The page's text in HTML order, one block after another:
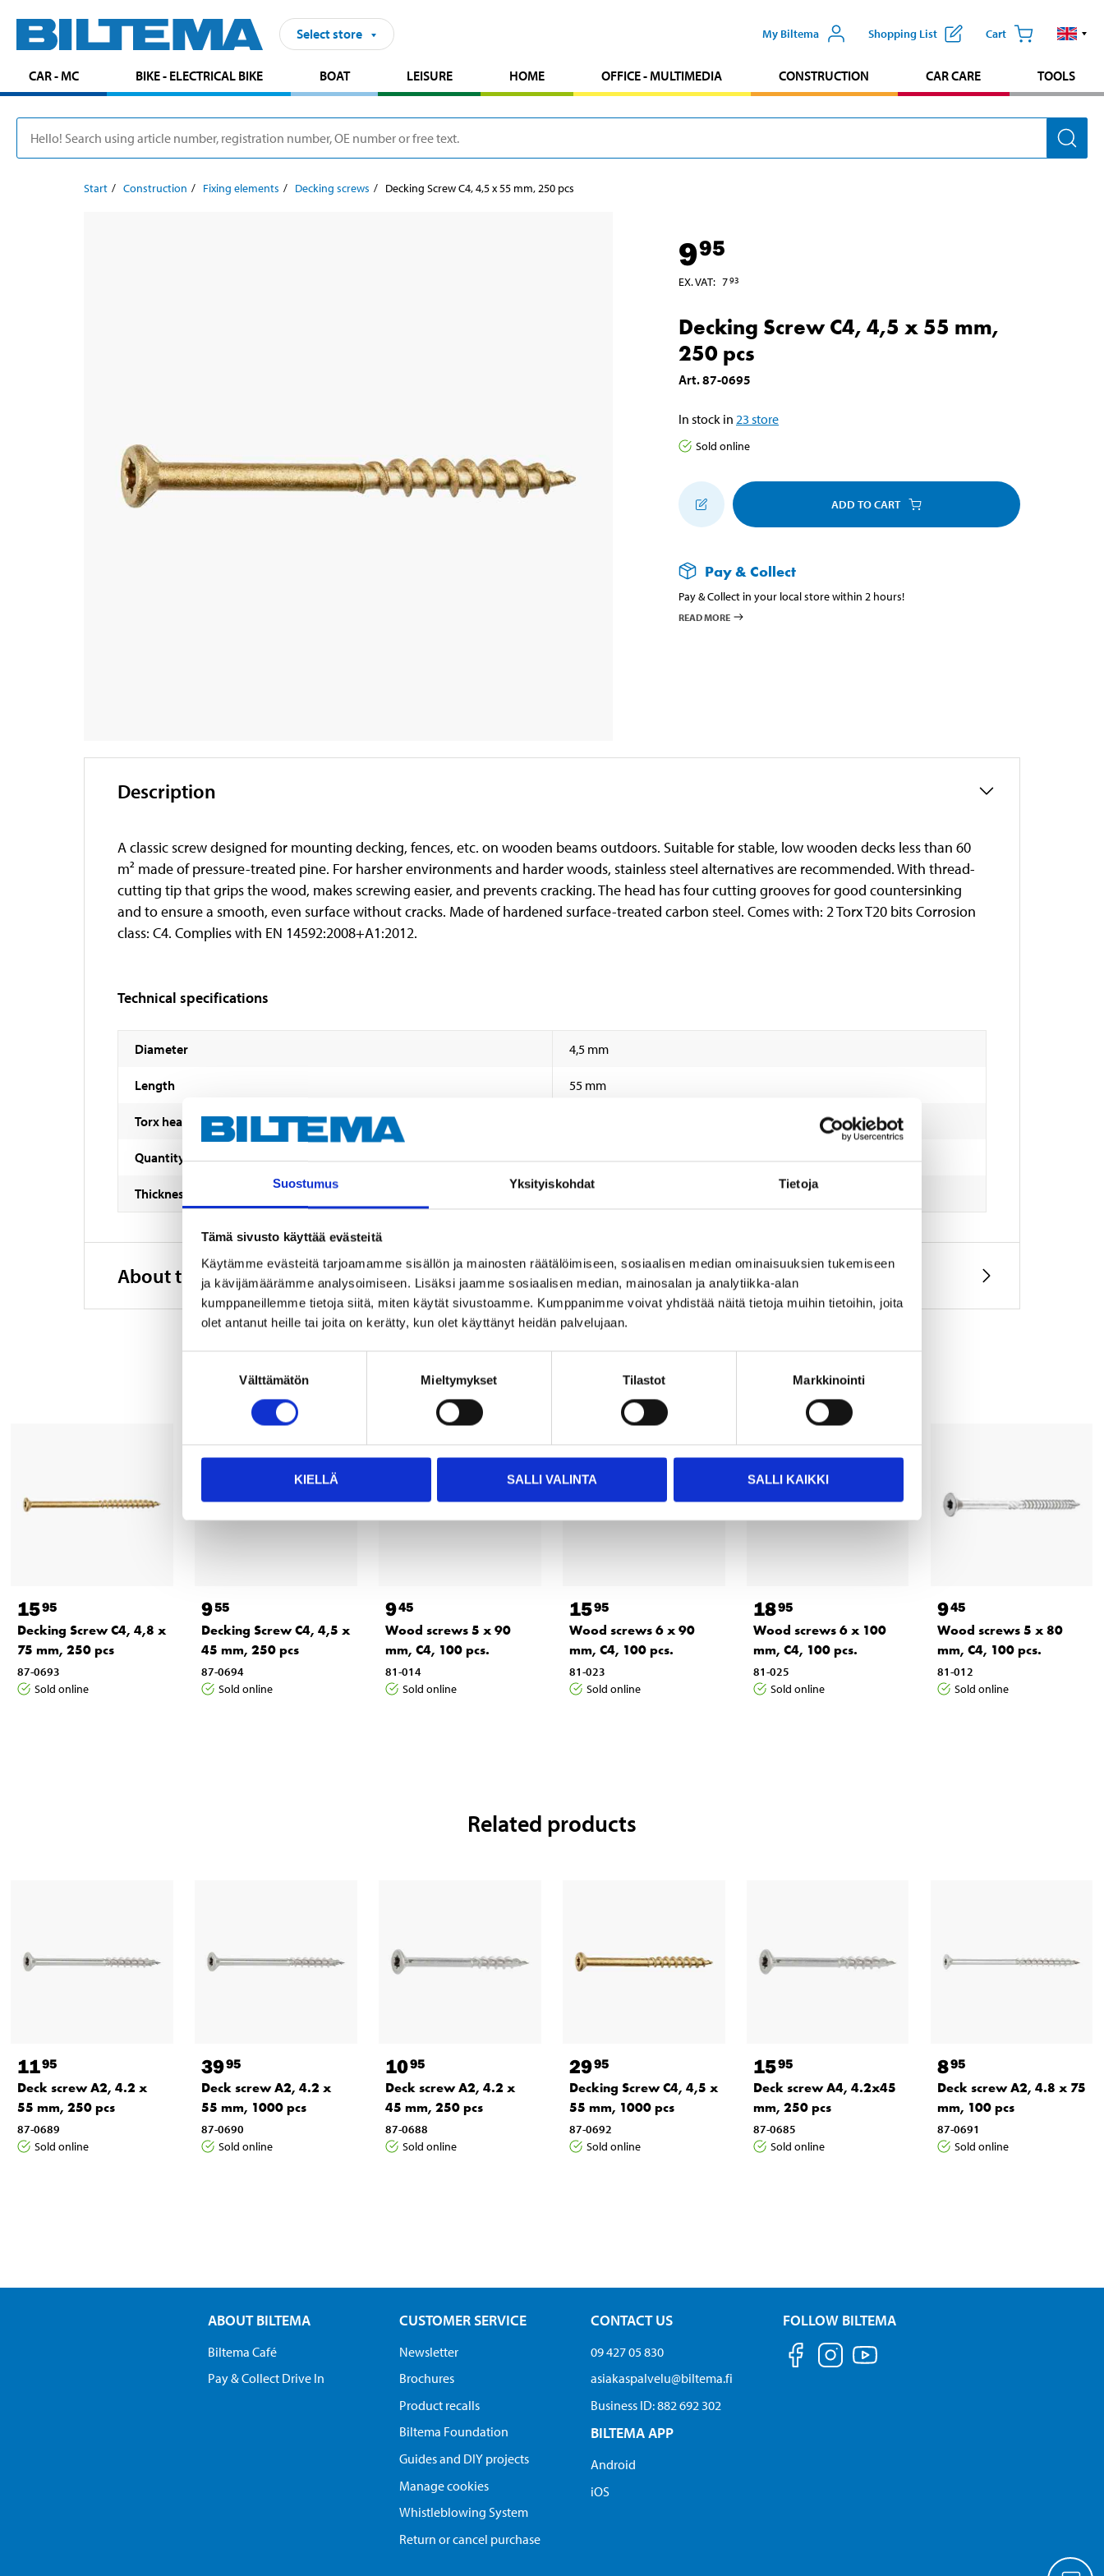
Suostumus Yksityiskohdat Tietoja
Tämä sivusto käyttää evästeitä
Käytämme evästeitä tarjoamamme sisällön ja mainosten räätälöimiseen, sosiaalisen median ominaisuuksien tukemiseen
ja kävijämäärämme analysoimiseen. Lisäksi jaamme sosiaalisen median, mainosalan ja analytiikka-alan
kumppaneillemme tietoja siitä, miten käytät sivustoamme. Kumppanimme voivat yhdistää näitä tietoja muihin tietoihin, joita
olet antanut heille tai joita on kerätty, kun olet käyttänyt heidän palvelujaan.
Välttämätön Mieltymykset Tilastot Markkinointi
KIELLÄ SALLI VALINTA SALLI KAIKKI
Select store My Biltema Shopping List Cart
CAR - MC BIKE - ELECTRICAL BIKE BOAT LEISURE HOME OFFICE - MULTIMEDIA CONSTRUCTION CAR CARE TOOLS
Start Construction Fixing elements Decking screws Decking Screw C4, 4,5 x 55 mm, 250 pcs
995
EX. VAT: 793
Decking Screw C4, 4,5 x 55 mm,
250 pcs
Art.87-0695
In stock in 23 store
Sold online
ADD TO CART
Pay & Collect
Pay & Collect in your local store within 2 hours!
READ MORE
Description
A classic screw designed for mounting decking, fences, etc. on wooden beams outdoors. Suitable for stable, low wooden decks less than 60
m² made of pressure-treated pine. For harsher environments and harder woods, stainless steel alternatives are recommended. With thread-
cutting tip that grips the wood, makes screwing easier, and prevents cracking. The head has four cutting grooves for good countersinking
and to ensure a smooth, even surface without cracks. Made of hardened surface-treated carbon steel. Comes with: 2 Torx T20 bits Corrosion
class: C4. Complies with EN 14592:2008+A1:2012.
Technical specifications
Diameter 4,5 mm
Length 55 mm
Torx head
Quantity 250 pcs
Thickness 28 mm (Decking thickness)
About the manufacturer
1595
Decking Screw C4, 4,8 x
75 mm, 250 pcs
87-0693
Sold online
955
Decking Screw C4, 4,5 x
45 mm, 250 pcs
87-0694
Sold online
945
Wood screws 5 x 90
mm, C4, 100 pcs.
81-014
Sold online
1595
Wood screws 6 x 90
mm, C4, 100 pcs.
81-023
Sold online
1895
Wood screws 6 x 100
mm, C4, 100 pcs.
81-025
Sold online
945
Wood screws 5 x 80
mm, C4, 100 pcs.
81-012
Sold online
Related products
1195
Deck screw A2, 4.2 x
55 mm, 250 pcs
87-0689
Sold online
3995
Deck screw A2, 4.2 x
55 mm, 1000 pcs
87-0690
Sold online
1095
Deck screw A2, 4.2 x
45 mm, 250 pcs
87-0688
Sold online
2995
Decking Screw C4, 4,5 x
55 mm, 1000 pcs
87-0692
Sold online
1595
Deck screw A4, 4.2x45
mm, 250 pcs
87-0685
Sold online
895
Deck screw A2, 4.8 x 75
mm, 100 pcs
87-0691
Sold online
ABOUT BILTEMA
Biltema Café
Pay & Collect Drive In
CUSTOMER SERVICE
Newsletter
Brochures
Product recalls
Biltema Foundation
Guides and DIY projects
Manage cookies
Whistleblowing System
Return or cancel purchase
CONTACT US
09 427 05 830
asiakaspalvelu@biltema.fi
Business ID:​ 882 692 302
BILTEMA APP
Android
iOS
FOLLOW BILTEMA